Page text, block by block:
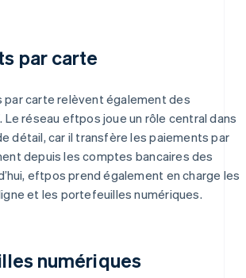
par carte
par carte relèvent également des
Le réseau eftpos joue un rôle central dans
détail, car il transfère les paiements par
depuis les comptes bancaires des
eftpos prend également en charge les
et les portefeuilles numériques.
numériques